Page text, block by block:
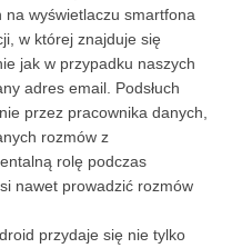
wyświetlaczu smartfona
w której znajduje się
jak w przypadku naszych
adres email. Podsłuch
przez pracownika danych,
rozmów z
rolę podczas
nawet prowadzić rozmów
przydaje się nie tylko